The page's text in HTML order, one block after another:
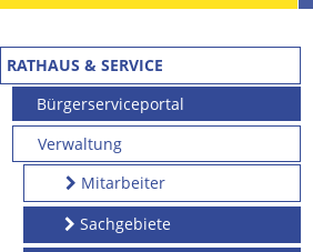
RATHAUS & SERVICE
Bürgerserviceportal
Verwaltung
Mitarbeiter
Sachgebiete